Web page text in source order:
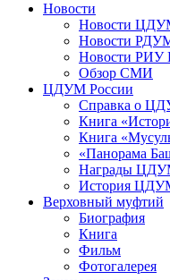
Новости
Новости
Новости
Новости
Обзор СМИ
ЦДУМ России
Справка о
Книга
Книга
«Панорама
Награды
История
Верховный муфтий
Биография
Книга
Фильм
Фотогалерея